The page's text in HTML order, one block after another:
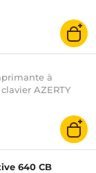
à
AZERTY
640 CB